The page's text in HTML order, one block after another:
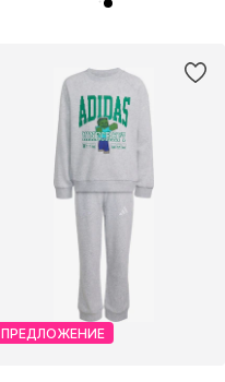
ПРЕДЛОЖЕНИЕ